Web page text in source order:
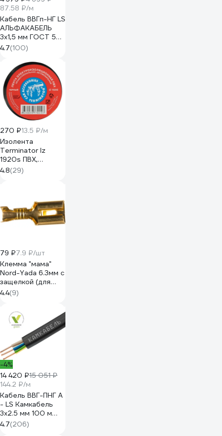
87.58 ₽/м
Кабель ВВГп-НГ LS
АЛЬФАКАБЕЛЬ
3х1,5 мм ГОСТ 50
м 05190
4.7(100)
270 ₽13.5 ₽/м
Изолента
Terminator Iz
1920s ПВХ,
черная,
автомобильная,
4.8(29)
79 ₽7.9 ₽/шт
Клемма "мама"
Nord-Yada 6.3мм с
защелкой (для
разъемов) 1.5-
2.5кв.мм 906369
4.4(9)
-4%
14 420 ₽15 051 ₽
144.2 ₽/м
Кабель ВВГ-ПНГ А
- LS Камкабель
3x2.5 мм 100 м
ГОСТ
1157К30HG00070А0100М
4.7(206)